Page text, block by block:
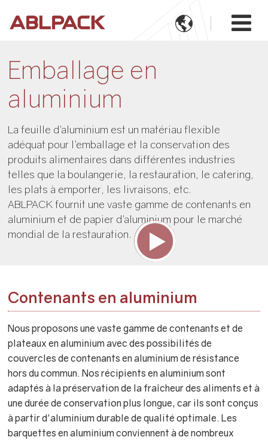

Emballage en
aluminium
La feuille d'aluminium est un matériau flexible
adéquat pour l'emballage et la conservation des
produits alimentaires dans différentes industries
telles que la boulangerie, la restauration, le catering,
les plats à emporter, les livraisons, etc.
ABLPACK fournit une vaste gamme de contenants en
aluminium et de papier d'aluminium pour le marché
mondial de la restauration.
Contenants en aluminium
Nous proposons une vaste gamme de contenants et de
plateaux en aluminium avec des possibilités de
couvercles de contenants en aluminium de résistance
hors du commun. Nos récipients en aluminium sont
adaptés à la préservation de la fraîcheur des aliments et à
une durée de conservation plus longue, car ils sont conçus
à partir d'aluminium durable de qualité optimale. Les
barquettes en aluminium conviennent à de nombreux